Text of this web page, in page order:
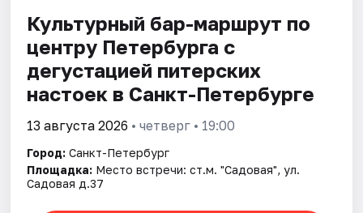
Города
Площадки
Артисты
Рейтинги
Культурный бар-маршрут по
центру Петербурга с
дегустацией питерских
настоек в Санкт-Петербурге
13 августа 2026 • четверг • 19:00
Город: Санкт-Петербург
Площадка: Место встречи: ст.м. "Садовая", ул.
Садовая д.37